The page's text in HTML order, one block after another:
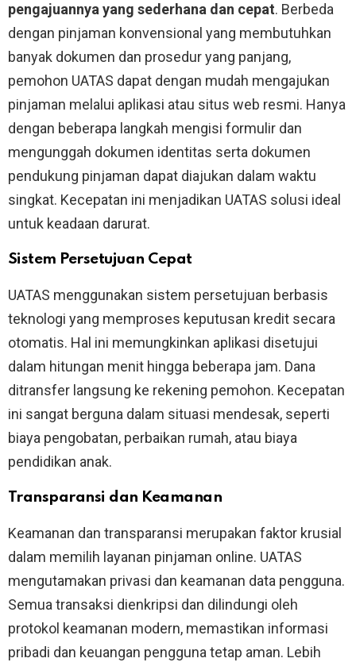
pengajuannya yang sederhana dan cepat. Berbeda
dengan pinjaman konvensional yang membutuhkan
banyak dokumen dan prosedur yang panjang,
pemohon UATAS dapat dengan mudah mengajukan
pinjaman melalui aplikasi atau situs web resmi. Hanya
dengan beberapa langkah mengisi formulir dan
mengunggah dokumen identitas serta dokumen
pendukung pinjaman dapat diajukan dalam waktu
singkat. Kecepatan ini menjadikan UATAS solusi ideal
untuk keadaan darurat.
Sistem Persetujuan Cepat
UATAS menggunakan sistem persetujuan berbasis
teknologi yang memproses keputusan kredit secara
otomatis. Hal ini memungkinkan aplikasi disetujui
dalam hitungan menit hingga beberapa jam. Dana
ditransfer langsung ke rekening pemohon. Kecepatan
ini sangat berguna dalam situasi mendesak, seperti
biaya pengobatan, perbaikan rumah, atau biaya
pendidikan anak.
Transparansi dan Keamanan
Keamanan dan transparansi merupakan faktor krusial
dalam memilih layanan pinjaman online. UATAS
mengutamakan privasi dan keamanan data pengguna.
Semua transaksi dienkripsi dan dilindungi oleh
protokol keamanan modern, memastikan informasi
pribadi dan keuangan pengguna tetap aman. Lebih